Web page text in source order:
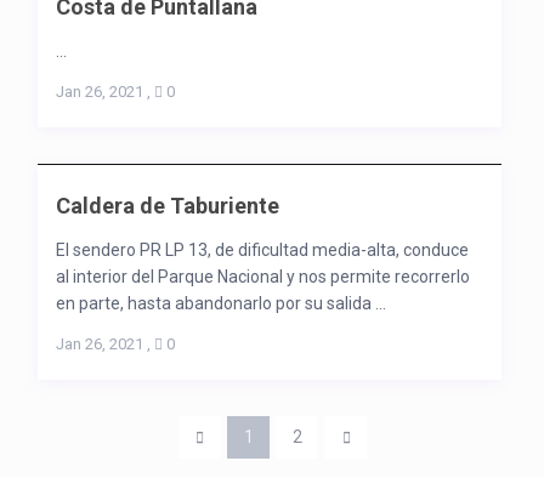
Costa de Puntallana
Jan 26, 2021 , 0
Caldera de Taburiente
El sendero PR LP 13, de dificultad media-alta, conduce
al interior del Parque Nacional y nos permite recorrerlo
en parte, hasta abandonarlo por su salida ...
Jan 26, 2021 , 0
1 2